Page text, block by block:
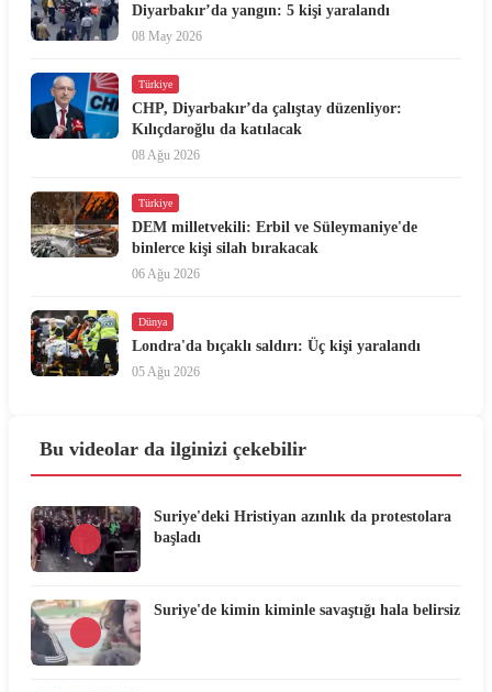
Diyarbakır’da yangın: 5 kişi yaralandı
08 May 2026
Türkiye
CHP, Diyarbakır’da çalıştay düzenliyor:
Kılıçdaroğlu da katılacak
08 Ağu 2026
Türkiye
DEM milletvekili: Erbil ve Süleymaniye'de
binlerce kişi silah bırakacak
06 Ağu 2026
Dünya
Londra'da bıçaklı saldırı: Üç kişi yaralandı
05 Ağu 2026
Bu videolar da ilginizi çekebilir
Suriye'deki Hristiyan azınlık da protestolara
başladı
Suriye'de kimin kiminle savaştığı hala belirsiz